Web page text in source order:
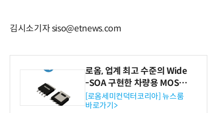
김시소기자 siso@etnews.com
로옴, 업계 최고 수준의 Wide
-SOA 구현한 차량용 MOSF
ET 개발
[로옴세미컨덕터코리아] 뉴스룸
바로가기>